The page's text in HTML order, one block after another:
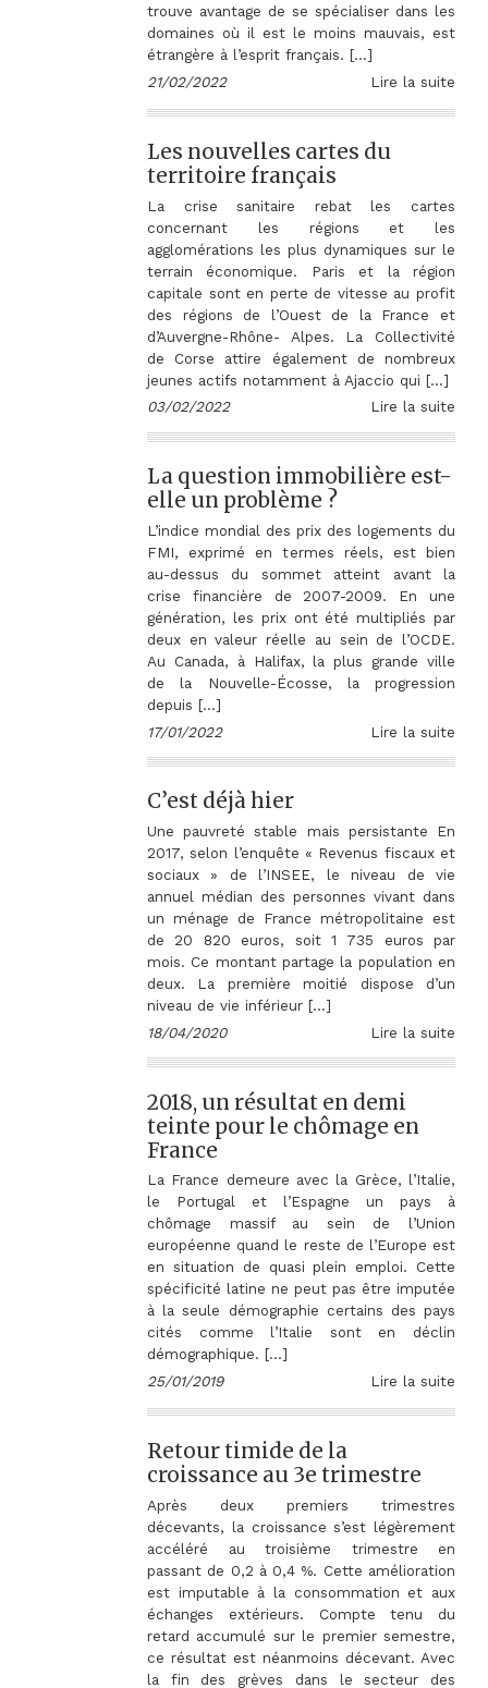
trouve avantage de se spécialiser dans les
domaines où il est le moins mauvais, est
étrangère à l’esprit français. […]
21/02/2022
Lire la suite
Les nouvelles cartes du
territoire français
La crise sanitaire rebat les cartes
concernant les régions et les
agglomérations les plus dynamiques sur le
terrain économique. Paris et la région
capitale sont en perte de vitesse au profit
des régions de l’Ouest de la France et
d’Auvergne-Rhône- Alpes. La Collectivité
de Corse attire également de nombreux
jeunes actifs notamment à Ajaccio qui […]
03/02/2022
Lire la suite
La question immobilière est-
elle un problème ?
L’indice mondial des prix des logements du
FMI, exprimé en termes réels, est bien
au-dessus du sommet atteint avant la
crise financière de 2007-2009. En une
génération, les prix ont été multipliés par
deux en valeur réelle au sein de l’OCDE.
Au Canada, à Halifax, la plus grande ville
de la Nouvelle-Écosse, la progression
depuis […]
17/01/2022
Lire la suite
C’est déjà hier
Une pauvreté stable mais persistante En
2017, selon l’enquête « Revenus fiscaux et
sociaux » de l’INSEE, le niveau de vie
annuel médian des personnes vivant dans
un ménage de France métropolitaine est
de 20 820 euros, soit 1 735 euros par
mois. Ce montant partage la population en
deux. La première moitié dispose d’un
niveau de vie inférieur […]
18/04/2020
Lire la suite
2018, un résultat en demi
teinte pour le chômage en
France
La France demeure avec la Grèce, l’Italie,
le Portugal et l’Espagne un pays à
chômage massif au sein de l’Union
européenne quand le reste de l’Europe est
en situation de quasi plein emploi. Cette
spécificité latine ne peut pas être imputée
à la seule démographie certains des pays
cités comme l’Italie sont en déclin
démographique. […]
25/01/2019
Lire la suite
Retour timide de la
croissance au 3e trimestre
Après deux premiers trimestres
décevants, la croissance s’est légèrement
accéléré au troisième trimestre en
passant de 0,2 à 0,4 %. Cette amélioration
est imputable à la consommation et aux
échanges extérieurs. Compte tenu du
retard accumulé sur le premier semestre,
ce résultat est néanmoins décevant. Avec
la fin des grèves dans le secteur des